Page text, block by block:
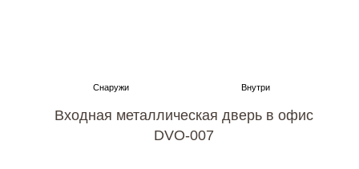
Входная металлическая дверь в офис
DVO-007